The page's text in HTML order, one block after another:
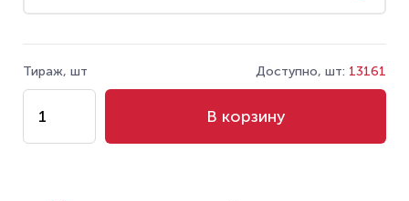
Тираж, шт Доступно, шт: 13161
В корзину